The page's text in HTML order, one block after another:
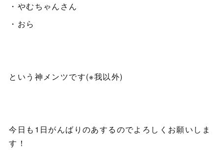
・やむちゃんさん
・おら
という神メンツです(※我以外)
今日も1日がんばりのあするのでよろしくお願いしま
す！